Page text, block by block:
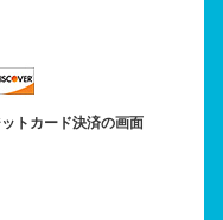
トカード決済の画面